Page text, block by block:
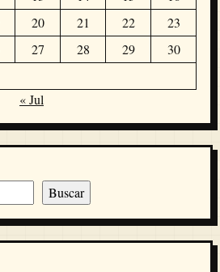
20 21 22
23
27 28 29
30
« Jul
Buscar